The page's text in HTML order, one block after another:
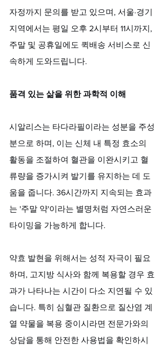
자정까지 문의를 받고 있으며, 서울·경기
지역에서는 평일 오후 2시부터 11시까지,
주말 및 공휴일에도 퀵배송 서비스로 신
속하게 도와드립니다.
품격 있는 삶을 위한 과학적 이해
시알리스는 타다라필이라는 성분을 주성
분으로 하며, 이는 신체 내 특정 효소의
활동을 조절하여 혈관을 이완시키고 혈
류량을 증가시켜 발기를 유지하는 데 도
움을 줍니다. 36시간까지 지속되는 효과
는 '주말 약'이라는 별명처럼 자연스러운
타이밍을 가능하게 합니다.
약효 발현을 위해서는 성적 자극이 필요
하며, 고지방 식사와 함께 복용할 경우 효
과가 나타나는 시간이 다소 지연될 수 있
습니다. 특히 심혈관 질환으로 질산염 계
열 약물을 복용 중이시라면 전문가와의
상담을 통해 안전한 사용법을 확인하시